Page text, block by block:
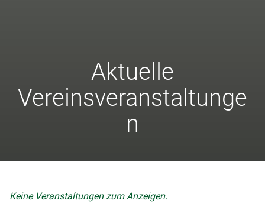
Aktuelle
Vereinsveranstaltunge
n
Keine Veranstaltungen zum Anzeigen.